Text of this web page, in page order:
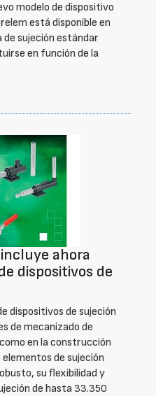
modelo de dispositivo
está disponible en
de sujeción estándar
en función de la
ahora
dispositivos de
dispositivos de sujeción
de mecanizado de
en la construcción
de sujeción
su flexibilidad y
de hasta 33.350